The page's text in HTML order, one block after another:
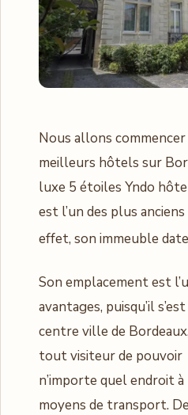
Nous allons
meilleurs hôtels sur
luxe 5 étoiles Yndo
est l’un des plus
effet, son immeuble
Son emplacement est
avantages, puisqu’il
centre ville de
tout visiteur de pouvoir
n’importe quel endroit
moyens de transport.